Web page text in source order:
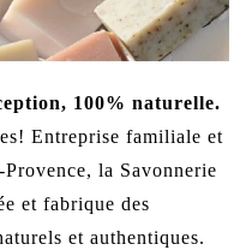
100% naturelle.
Entreprise familiale et
la Savonnerie
et fabrique des
et authentiques.